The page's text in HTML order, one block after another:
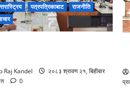
पत्रपत्रिकाबाट
राजनीति
Raj Kandel
२०८३ श्रावण २१, बिहीबार
0